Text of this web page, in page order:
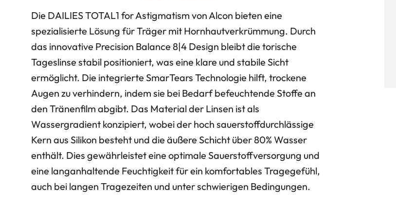
Die DAILIESTOTAL1 for Astigmatism von Alcon bieten eine
spezialisierte Lösung für Träger mit Hornhautverkrümmung. Durch
das innovative Precision Balance 8|4 Design bleibt die torische
Tageslinse stabil positioniert, was eine klare und stabile Sicht
ermöglicht. Die integrierte SmarTears Technologie hilft, trockene
Augen zu verhindern, indem sie bei Bedarf befeuchtende Stoffe an
den Tränenfilm abgibt. Das Material der Linsen ist als
Wassergradient konzipiert, wobei der hoch sauerstoffdurchlässige
Kern aus Silikon besteht und die äußere Schicht über 80% Wasser
enthält. Dies gewährleistet eine optimale Sauerstoffversorgung und
eine langanhaltende Feuchtigkeit für ein komfortables Tragegefühl,
auch bei langen Tragezeiten und unter schwierigen Bedingungen.